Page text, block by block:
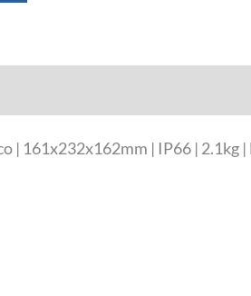
| 161x232x162mm | IP66 | 2.1kg